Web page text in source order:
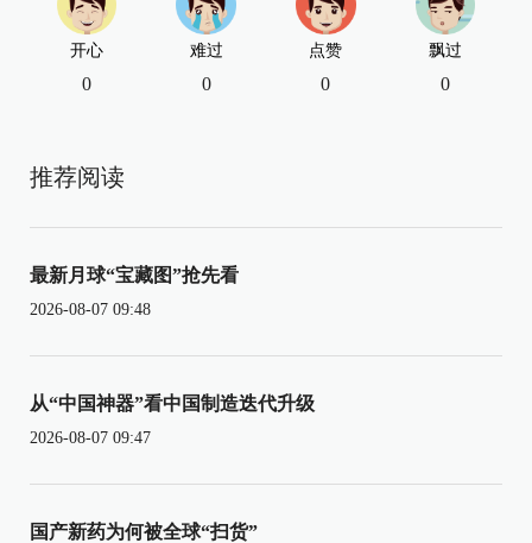
开心
0
难过
0
点赞
0
飘过
0
推荐阅读
最新月球“宝藏图”抢先看
2026-08-07 09:48
从“中国神器”看中国制造迭代升级
2026-08-07 09:47
国产新药为何被全球“扫货”